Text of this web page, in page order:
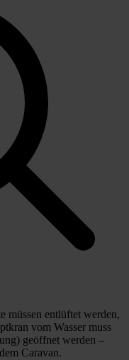
müssen entlüftet werden,
vom Wasser muss
geöffnet werden –
Caravan.